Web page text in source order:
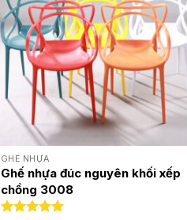
GHẾ NHỰA
Ghế nhựa đúc nguyên khối xếp
chồng 3008